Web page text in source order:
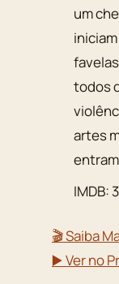
um
todos
artes
IMDB:
🎬 Saiba
▶️ Ver no